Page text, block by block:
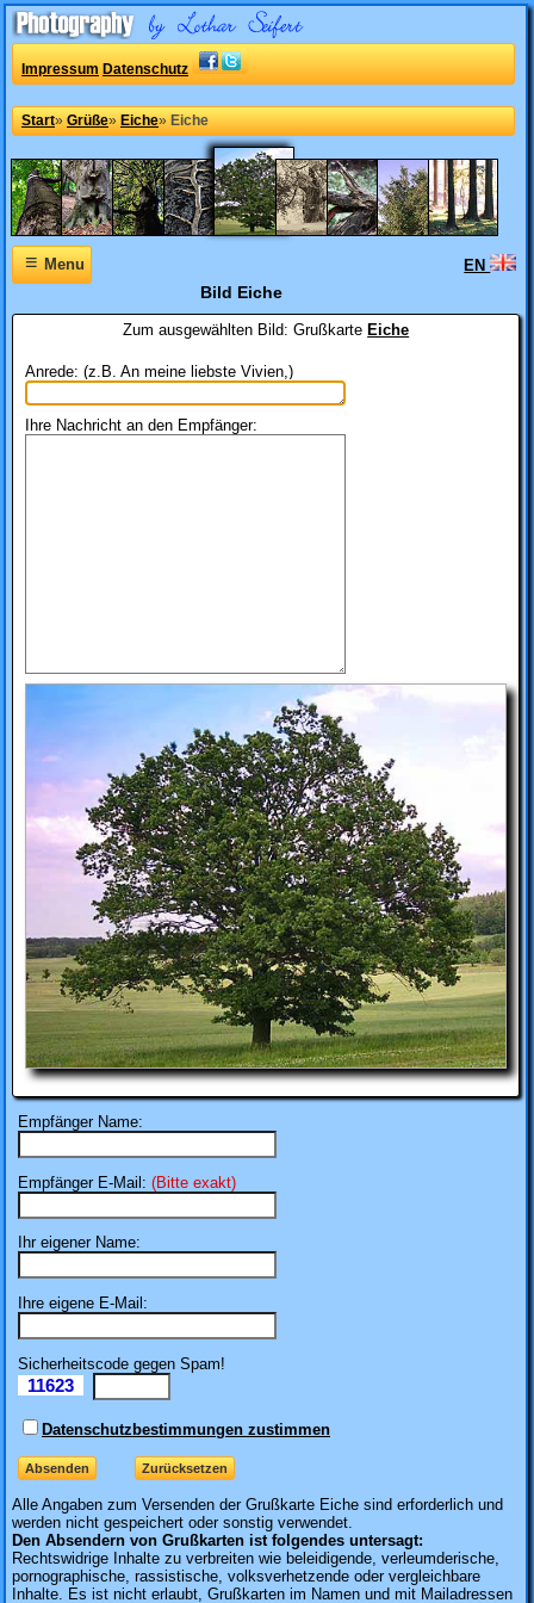
Impressum Datenschutz
Start» Grüße» Eiche» Eiche
≡Menu EN
Bild Eiche
Zum ausgewählten Bild:GrußkarteEiche
Anrede: (z.B. An meine liebste Vivien,)
Ihre Nachricht an den Empfänger:
Empfänger Name:
Empfänger E-Mail: (Bitte exakt)
Ihr eigener Name:
Ihre eigene E-Mail:
Sicherheitscode gegen Spam!
11623
Datenschutzbestimmungen zustimmen
Alle Angaben zum Versenden der Grußkarte Eiche sind erforderlich und
werden nicht gespeichert oder sonstig verwendet.
Den Absendern von Grußkarten ist folgendes untersagt:
Rechtswidrige Inhalte zu verbreiten wie beleidigende, verleumderische,
pornographische, rassistische, volksverhetzende oder vergleichbare
Inhalte. Es ist nicht erlaubt, Grußkarten im Namen und mit Mailadressen